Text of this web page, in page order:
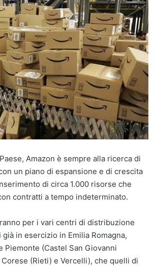
Amazon è sempre alla ricerca di
un piano di espansione e di crescita
di circa 1.000 risorse che
contratti a tempo indeterminato.
per i vari centri di distribuzione
in esercizio in Emilia Romagna,
Piemonte (Castel San Giovanni
Corese (Rieti) e Vercelli), che quelli di